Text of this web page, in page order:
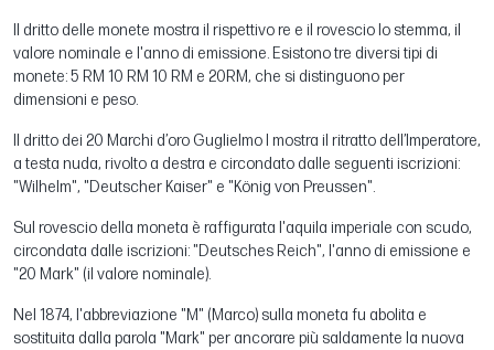
Il dritto delle monete mostra il rispettivo re e il rovescio lo stemma, il
valore nominale e l'anno di emissione. Esistono tre diversi tipi di
monete: 5 RM 10 RM 10 RM e 20RM, che si distinguono per
dimensioni e peso.
Il dritto dei 20 Marchi d’oro Guglielmo I mostra il ritratto dell’Imperatore,
a testa nuda, rivolto a destra e circondato dalle seguenti iscrizioni:
"Wilhelm", "Deutscher Kaiser" e "König von Preussen".
Sul rovescio della moneta è raffigurata l'aquila imperiale con scudo,
circondata dalle iscrizioni: "Deutsches Reich", l'anno di emissione e
"20 Mark" (il valore nominale).
Nel 1874, l'abbreviazione "M" (Marco) sulla moneta fu abolita e
sostituita dalla parola "Mark" per ancorare più saldamente la nuova